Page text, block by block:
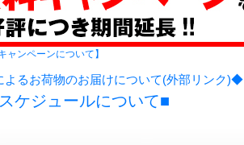
ャンペーンについて】
るお荷物のお届けについて(外部リンク)◆
ケジュールについて■